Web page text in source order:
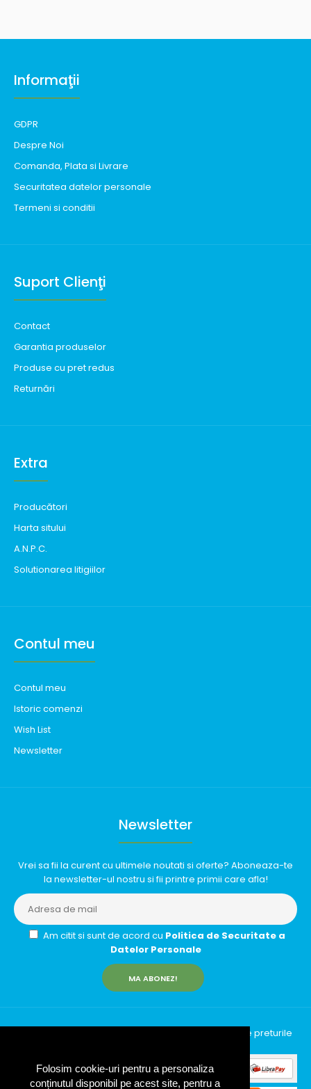
Folosim cookie-uri pentru a personaliza
conținutul disponibil pe acest site, pentru a
Informaţii
GDPR
Despre Noi
Comanda, Plata si Livrare
Securitatea datelor personale
Termeni si conditii
Suport Clienţi
Contact
Garantia produselor
Produse cu pret redus
Returnări
Extra
Producători
Harta sitului
A.N.P.C.
Solutionarea litigiilor
Contul meu
Contul meu
Istoric comenzi
Wish List
Newsletter
Newsletter
Vrei sa fii la curent cu ultimele noutati si oferte? Aboneaza-te
la newsletter-ul nostru si fii printre primii care afla!
Am citit si sunt de acord cu Politica de Securitate a
Datelor Personale
MA ABONEZ!
InfinityRun © 2026 Toate drepturile rezervate | Toate preturile